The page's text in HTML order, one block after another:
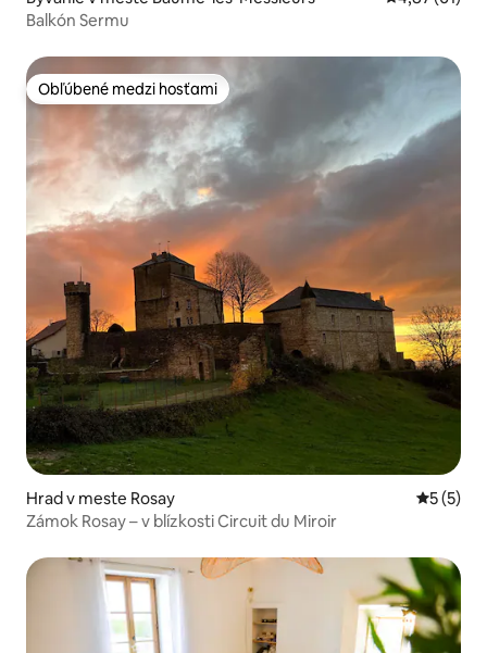
Balkón Sermu
Obľúbené medzi hosťami
Obľúbené medzi hosťami
Hrad v meste Rosay
5 (5)
Zámok Rosay – v blízkosti Circuit du Miroir